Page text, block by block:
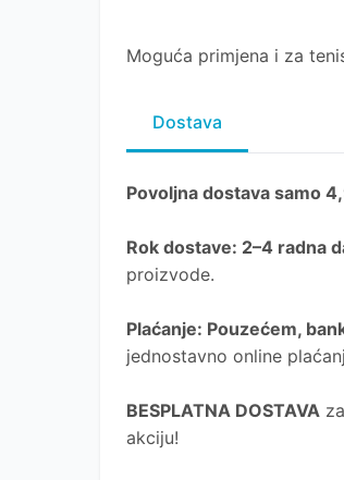
Moguća primjena i za
Dostava
Povoljna dostava samo
Rok dostave: 2–4 radna
proizvode.
Plaćanje: Pouzećem,
jednostavno online
BESPLATNA DOSTAVA
akciju!